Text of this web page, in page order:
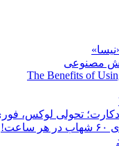
مصنوعی
The Benefits of
دکارت؛ تحولی لوکس،